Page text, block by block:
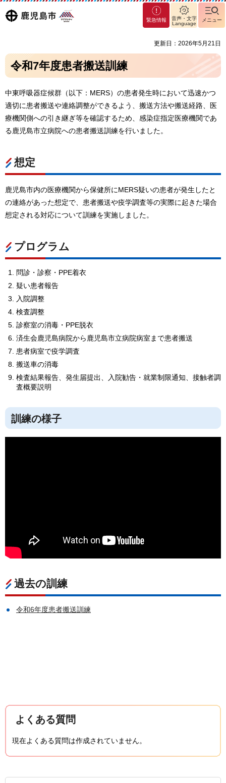
鹿児島
マグ
マシ
島市
緊急情報
音声・文字
Language
メニュー
更新日：2026年5月21日
令和7年度患者搬送訓練
中東呼吸器症候群（以下：MERS）の患者発生時において迅速かつ
適切に患者搬送や連絡調整ができるよう、搬送方法や搬送経路、医
療機関側への引き継ぎ等を確認するため、感染症指定医療機関であ
る鹿児島市立病院への患者搬送訓練を行いました。
想定
鹿児島市内の医療機関から保健所にMERS疑いの患者が発生したと
の連絡があった想定で、患者搬送や疫学調査等の実際に起きた場合
想定される対応について訓練を実施しました。
プログラム
問診・診察・PPE着衣
疑い患者報告
入院調整
検査調整
診察室の消毒・PPE脱衣
済生会鹿児島病院から鹿児島市立病院病室まで患者搬送
患者病室で疫学調査
搬送車の消毒
検査結果報告、発生届提出、入院勧告・就業制限通知、接触者調
査概要説明
訓練の様子
過去の訓練
令和6年度患者搬送訓練
よくある質問
現在よくある質問は作成されていません。